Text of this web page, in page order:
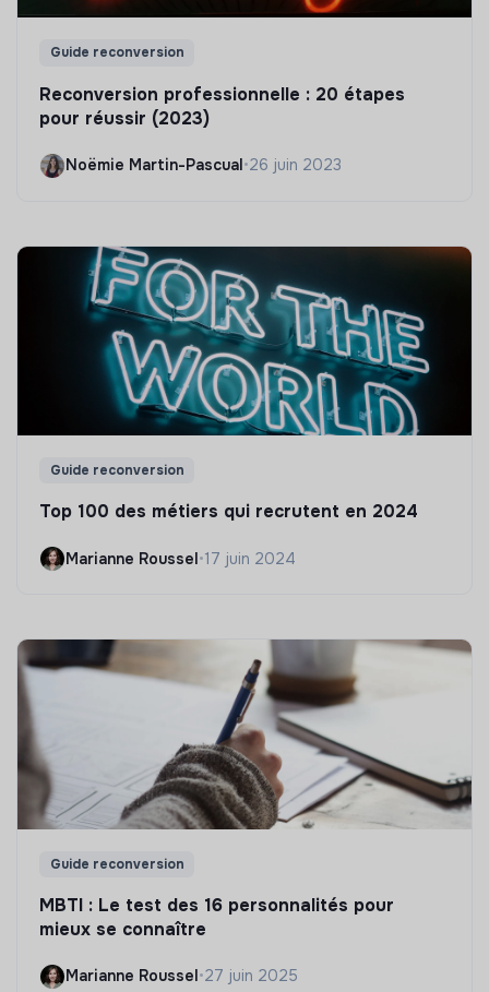
Guide reconversion
Reconversion professionnelle : 20 étapes
pour réussir (2023)
Noëmie Martin-Pascual•26 juin 2023
Guide reconversion
Top 100 des métiers qui recrutent en 2024
Marianne Roussel•17 juin 2024
Guide reconversion
MBTI : Le test des 16 personnalités pour
mieux se connaître
Marianne Roussel •27 juin 2025